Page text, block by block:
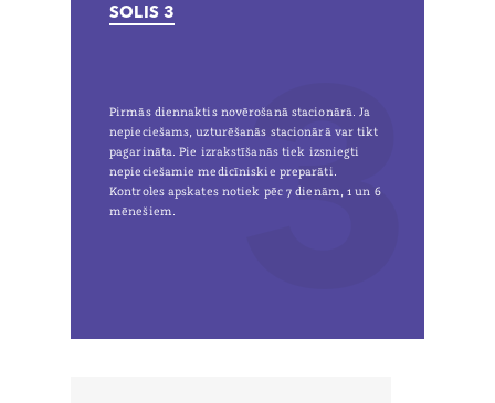
SOLIS 3
Pirmās diennaktis novērošanā stacionārā. Ja
nepieciešams, uzturēšanās stacionārā var tikt
pagarināta. Pie izrakstīšanās tiek izsniegti
nepieciešamie medicīniskie preparāti.
Kontroles apskates notiek pēc 7 dienām, 1 un 6
mēnešiem.
3